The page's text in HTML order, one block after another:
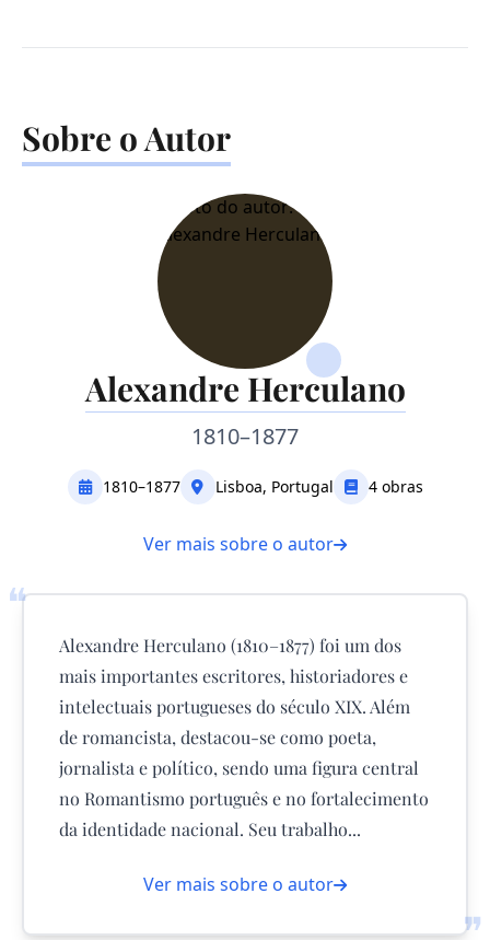
Sobre o Autor
Alexandre Herculano
1810–1877
1810–1877 Lisboa, Portugal 4 obras
Ver mais sobre o autor
❝
❞
Alexandre Herculano (1810–1877) foi um dos
mais importantes escritores, historiadores e
intelectuais portugueses do século XIX. Além
de romancista, destacou-se como poeta,
jornalista e político, sendo uma figura central
no Romantismo português e no fortalecimento
da identidade nacional. Seu trabalho...
Ver mais sobre o autor